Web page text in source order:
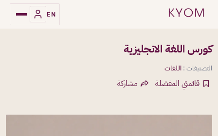
EN
كورس اللغة الانجليزية
التصنيفات :اللغات
قائمتي المفضلة مشاركة